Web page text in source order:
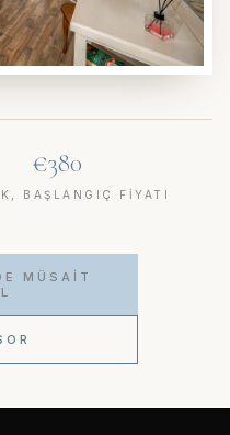
€380
BAŞLANGIÇ FIYATI
MÜSAIT